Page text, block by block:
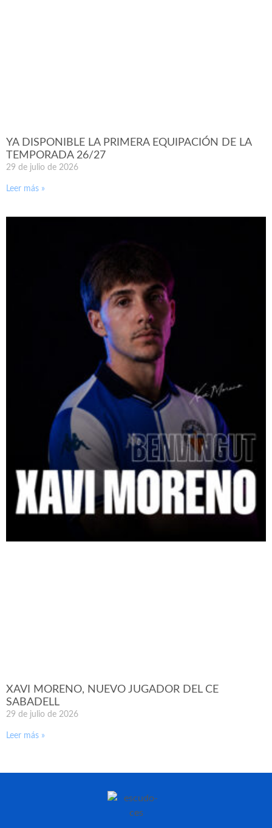
YA DISPONIBLE LA PRIMERA EQUIPACIÓN DE LA
TEMPORADA 26/27
29 de julio de 2026
Leer más »
XAVI MORENO, NUEVO JUGADOR DEL CE
SABADELL
29 de julio de 2026
Leer más »